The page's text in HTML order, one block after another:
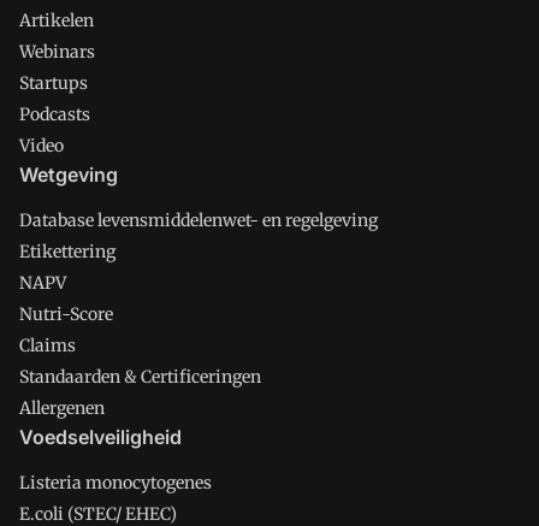
Artikelen
Webinars
Startups
Podcasts
Video
Wetgeving
Database levensmiddelenwet- en regelgeving
Etikettering
NAPV
Nutri-Score
Claims
Standaarden & Certificeringen
Allergenen
Voedselveiligheid
Listeria monocytogenes
E.coli (STEC/ EHEC)